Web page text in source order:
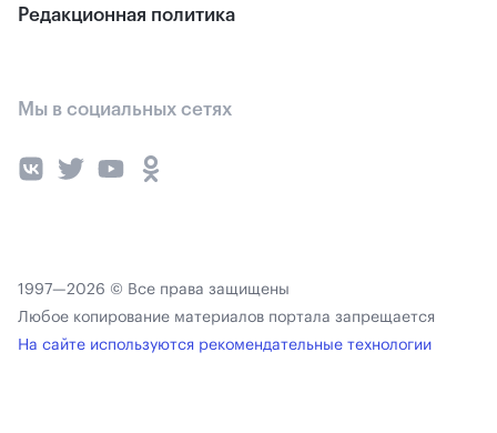
Редакционная политика
Мы в социальных сетях
1997—2026 © Все права защищены
Любое копирование материалов портала запрещается
На сайте используются рекомендательные технологии